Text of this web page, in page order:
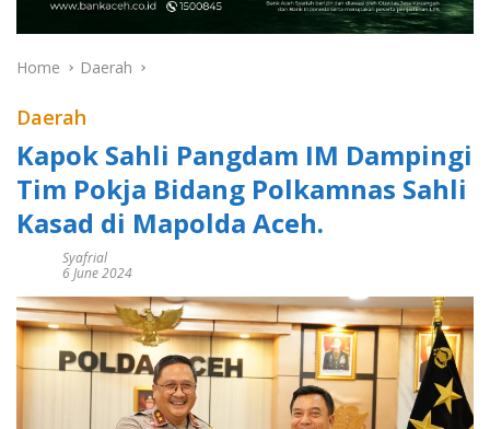
Home Daerah
Daerah
Kapok Sahli Pangdam IM Dampingi
Tim Pokja Bidang Polkamnas Sahli
Kasad di Mapolda Aceh.
Syafrial
6 June 2024